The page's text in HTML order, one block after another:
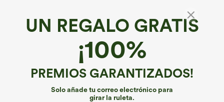
UN REGALO GRATIS
¡100%
PREMIOS GARANTIZADOS!
Solo añade tu correo electrónico para
girar la ruleta.
Suavemente ligero*
Pantalones cortos de gimnasio 2 en 1 con
bolsillo trasero más bolsillo oculto lateral 3.5
343 )
€31,95 EUR